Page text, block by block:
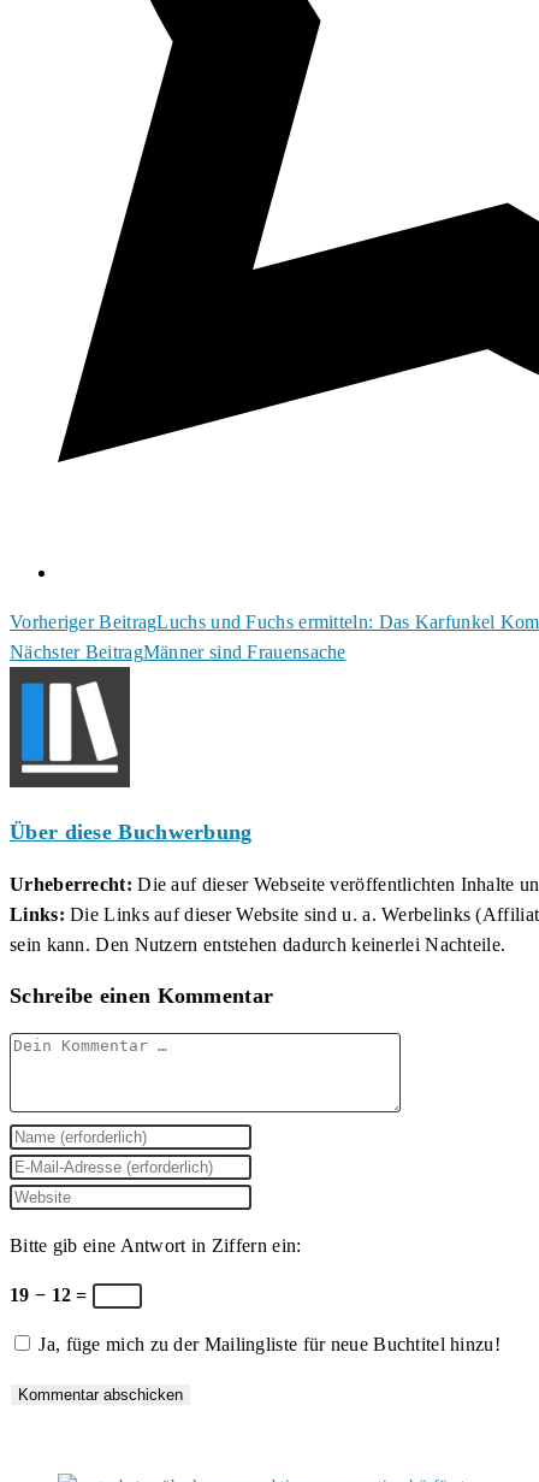
Weitere
Artikel
ansehen
Vorheriger BeitragLuchs und Fuchs ermitteln: Das Karfunkel
Nächster BeitragMänner sind Frauensache
Über diese Buchwerbung
Urheberrecht: Die auf dieser Webseite veröffentlichten Inhalte
Links: Die Links auf dieser Website sind u. a. Werbelinks
sein kann. Den Nutzern entstehen dadurch keinerlei Nachteile.
Schreibe einen Kommentar
Kommentar
Gib
deinen
Namen
Benutzernamen
zum
Kommentieren
ein
Gib
deine
Mail-
Adresse
Kommentieren
Gib
Website-
URL
(optional)
Bitte gib eine Antwort in Ziffern ein:
19 − 12 =
Ja, füge mich zu der Mailingliste für neue Buchtitel hinzu!